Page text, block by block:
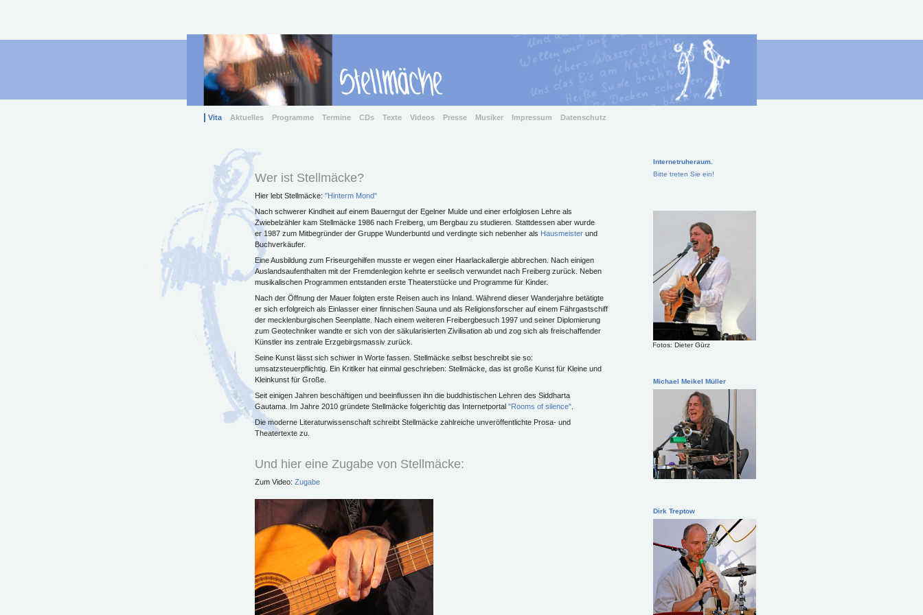
Vita Aktuelles Programme Termine CDs Texte Videos Presse Musiker Impressum Datenschutz
Wer ist Stellmäcke?
Hier lebt Stellmäcke: "Hinterm Mond"
Nach schwerer Kindheit auf einem Bauerngut der Egelner Mulde und einer erfolglosen Lehre als
Zwiebelzähler kam Stellmäcke 1986 nach Freiberg, um Bergbau zu studieren. Stattdessen aber wurde
er 1987 zum Mitbegründer der Gruppe Wunderbuntd und verdingte sich nebenher als Hausmeister und
Buchverkäufer.
Eine Ausbildung zum Friseurgehilfen musste er wegen einer Haarlackallergie abbrechen. Nach einigen
Auslandsaufenthalten mit der Fremdenlegion kehrte er seelisch verwundet nach Freiberg zurück. Neben
musikalischen Programmen entstanden erste Theaterstücke und Programme für Kinder.
Nach der Öffnung der Mauer folgten erste Reisen auch ins Inland. Während dieser Wanderjahre betätigte
er sich erfolgreich als Einlasser einer finnischen Sauna und als Religionsforscher auf einem Fährgastschiff
der mecklenburgischen Seenplatte. Nach einem weiteren Freibergbesuch 1997 und seiner Diplomierung
zum Geotechniker wandte er sich von der säkularisierten Zivilisation ab und zog sich als freischaffender
Künstler ins zentrale Erzgebirgsmassiv zurück.
Seine Kunst lässt sich schwer in Worte fassen. Stellmäcke selbst beschreibt sie so:
umsatzsteuerpflichtig. Ein Kritiker hat einmal geschrieben: Stellmäcke, das ist große Kunst für Kleine und
Kleinkunst für Große.
Seit einigen Jahren beschäftigen und beeinflussen ihn die buddhistischen Lehren des Siddharta
Gautama. Im Jahre 2010 gründete Stellmäcke folgerichtig das Internetportal "Rooms of silence"
Die moderne Literaturwissenschaft schreibt Stellmäcke zahlreiche unveröffentlichte Prosa- und
Theatertexte zu.
Und hier eine Zugabe von Stellmäcke:
Zum Video: Zugabe
Internetruheraum.
Bitte treten Sie ein!
Fotos: Dieter Gürz
Michael Meikel Müller
Dirk Treptow